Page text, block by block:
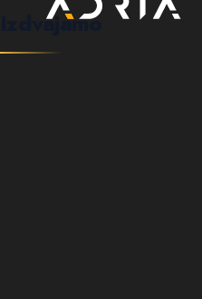
Izdvajamo